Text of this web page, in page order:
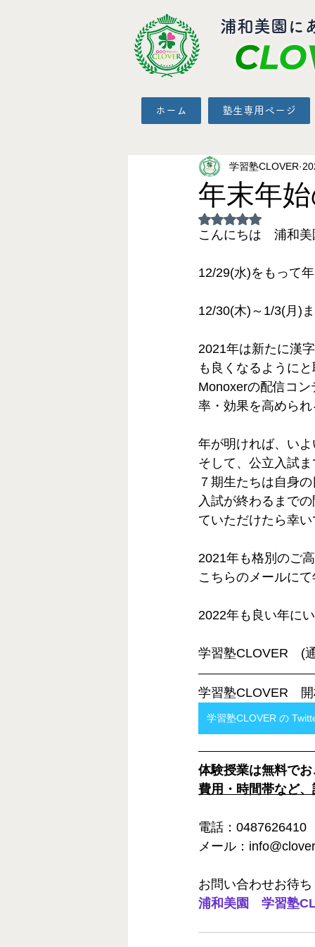
浦和美園に
C
ホーム 塾生専用ページ
年末年
学習塾CLOVER
5つ星のうちNaN
こんにちは　浦和
12/29(水)をもって
12/30(木)～1/3(月)
2021年は新たに漢
も良くなるように
Monoxerの配信コ
率・効果を高めら
年が明ければ、い
そして、公立入試
７期生たちは自身
入試が終わるまで
ていただけたら幸
2021年も格別のご
こちらのメールに
2022年も良い年に
学習塾CLOVER　(
学習塾CLOVER　
学習塾CLOVER の
体験授業は無料で
費用・時間帯など
電話：0487626410
メール：
お問い合わせお待
浦和美園　学習塾